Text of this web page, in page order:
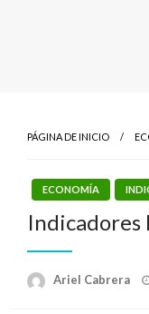
PÁGINA DE INICIO
ECONOMÍA
Indicadores
Ariel Cabrera